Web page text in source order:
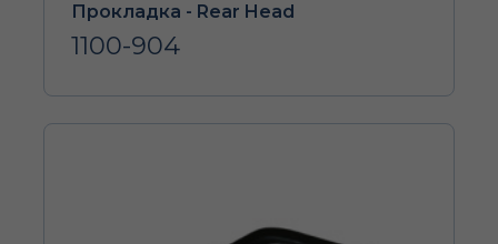
Прокладка - Rear Head
1100-904